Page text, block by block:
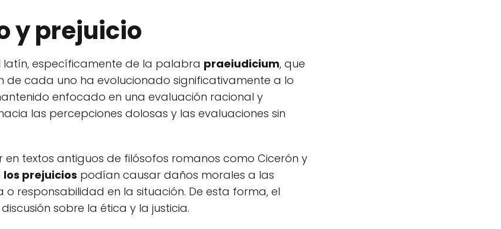
y prejuicio
latín, específicamente de la palabra praeiudicium, que
de cada uno ha evolucionado significativamente a lo
enfocado en una evaluación racional y
las percepciones dolosas y las evaluaciones sin
textos antiguos de filósofos romanos como Cicerón y
los prejuicios podían causar daños morales a las
responsabilidad en la situación. De esta forma, el
sobre la ética y la justicia.